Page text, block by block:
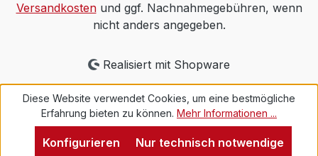
Versandkostenund ggf. Nachnahmegebühren, wenn
nicht anders angegeben.
Realisiert mit Shopware
Diese Website verwendet Cookies, um eine bestmögliche
Erfahrung bieten zu können. Mehr Informationen ...
Nur technisch notwendige
Konfigurieren